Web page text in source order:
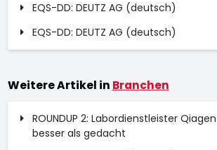
EQS-DD: DEUTZ AG (deutsch)
EQS-DD: DEUTZ AG (deutsch)
Weitere Artikel in Branchen
ROUNDUP 2: Labordienstleister
besser als gedacht